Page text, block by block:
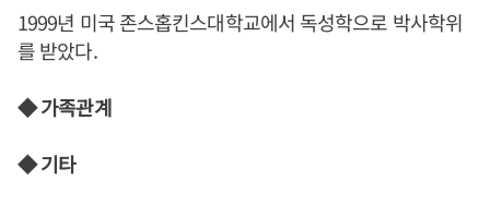
1999년 미국 존스홉킨스대학교에서 독성학으로 박사학위
를 받았다.
◆ 가족관계
◆ 기타